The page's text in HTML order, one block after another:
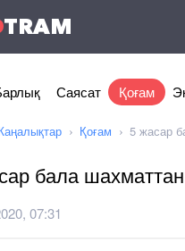
TRAM
Саясат Қоғам
Қоғам 5 жасар
бала
07:31